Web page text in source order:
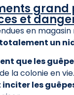
grand
et
en
un
que les
la colonie en vie.
les